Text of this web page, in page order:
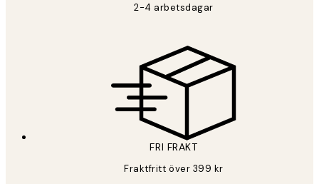
2-4 arbetsdagar
FRI FRAKT
Fraktfritt över 399 kr